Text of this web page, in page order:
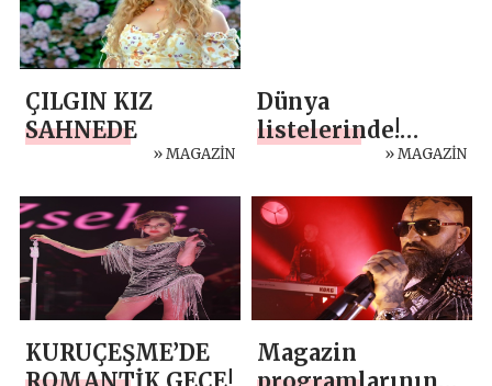
ÇILGIN KIZ
SAHNEDE
» MAGAZİN
Dünya
listelerinde!
Aleyna başardı…
» MAGAZİN
KURUÇEŞME’DE
Magazin